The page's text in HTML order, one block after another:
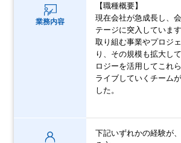
業務内容
【職種概要】
現在会社が急成長し、
テージに突入しています
取り組む事業やプロジ
り、その規模も拡大し
ロジーを活用してこれ
ライブしていくチーム
した。
下記いずれかの経験が